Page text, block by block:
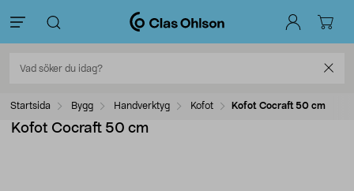
Startsida Bygg Handverktyg Kofot Kofot Cocraft 50 cm
Kofot Cocraft 50 cm